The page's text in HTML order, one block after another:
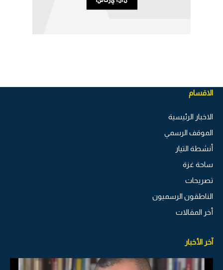
الاقسام
الاخبار الرئيسية
الموقف الرسمي
أنشطة التيار
ساحة غزة
تصريحات
الناطقون الرسميون
أخر المقالات
آخر الأخبار